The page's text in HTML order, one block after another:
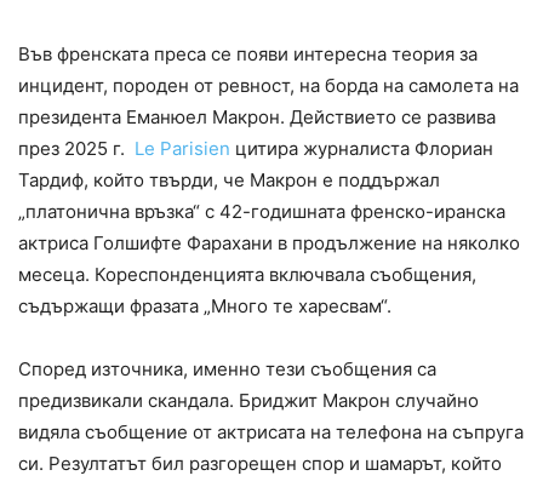
Във френската преса се появи интересна теория за
инцидент, породен от ревност, на борда на самолета на
президента Еманюел Макрон. Действието се развива
през 2025 г. Le Parisien цитира журналиста Флориан
Тардиф, който твърди, че Макрон е поддържал
„платонична връзка“ с 42-годишната френско-иранска
актриса Голшифте Фарахани в продължение на няколко
месеца. Кореспонденцията включвала съобщения,
съдържащи фразата „Много те харесвам“.
Според източника, именно тези съобщения са
предизвикали скандала. Бриджит Макрон случайно
видяла съобщение от актрисата на телефона на съпруга
си. Резултатът бил разгорещен спор и шамарът, който